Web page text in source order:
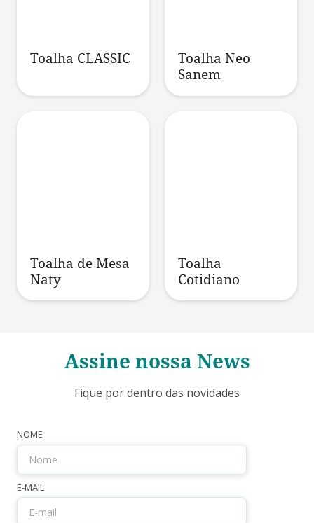
Toalha CLASSIC
Toalha Neo
Sanem
Toalha de Mesa
Naty
Toalha
Cotidiano
Assine nossa News
Fique por dentro das novidades
NOME
E-MAIL